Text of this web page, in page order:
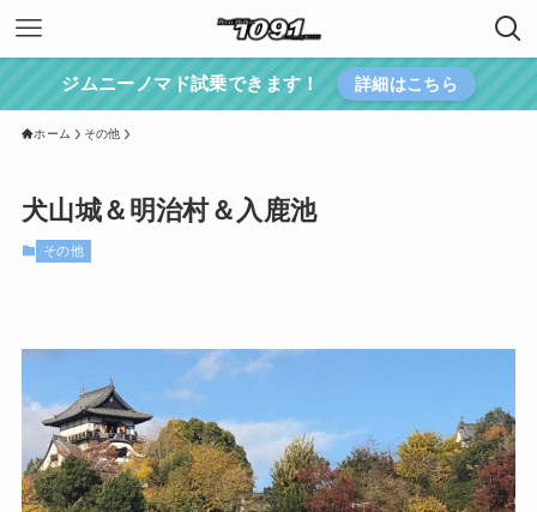
ジムニーノマド試乗できます！ 詳細はこちら
ホーム その他
犬山城＆明治村＆入鹿池
その他